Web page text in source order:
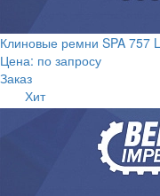
Клиновые ремни SPA 757
Цена: по запросу
Заказ
Хит